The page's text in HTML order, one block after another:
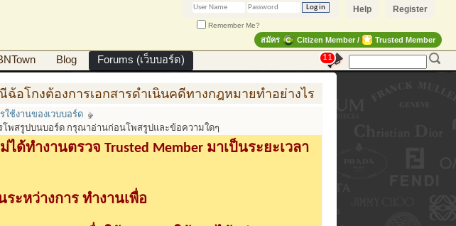
Register
Help
Remember Me?
สมัคร Citizen Member / Trusted Member
Blog Forums (เว็บบอร์ด) 11
องการเอกสารดำเนินคดีทางกฎหมายทำอย่างไร การสร้าง สินค้าแฟชั่น สู่สินค้
ช้งานของเวบบอร์ด
โพสรูปบนบอร์ด กรุณาอ่านก่อนโพสรูปและข้อความใดๆ
ทำงานตรวจ Trusted Member มาเป็นระยะเวลา
ะหว่างการ ทำงานเพื่อ